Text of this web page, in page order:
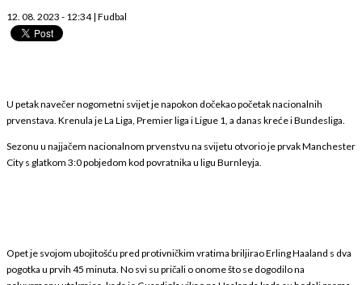
12. 08. 2023 - 12:34| Fudbal
U petak navečer nogometni svijet je napokon dočekao početak nacionalnih
prvenstava. Krenula je La Liga, Premier liga i Ligue 1, a danas kreće i Bundesliga.
Sezonu u najjačem nacionalnom prvenstvu na svijetu otvorio je prvak Manchester
City s glatkom 3:0 pobjedom kod povratnika u ligu Burnleyja.
Opet je svojom ubojitošću pred protivničkim vratima briljirao Erling Haaland s dva
pogotka u prvih 45 minuta. No svi su pričali o onome što se dogodilo na